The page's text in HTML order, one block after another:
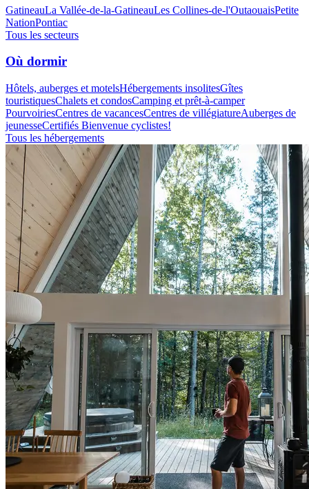
GatineauLa Vallée-de-la-GatineauLes Collines-de-l'OutaouaisPetite
NationPontiac
Tous les secteurs
Où dormir
Hôtels, auberges et motelsHébergements insolitesGîtes
touristiquesChalets et condosCamping et prêt-à-camper
PourvoiriesCentres de vacancesCentres de villégiatureAuberges de
jeunesseCertifiés Bienvenue cyclistes!
Tous les hébergements